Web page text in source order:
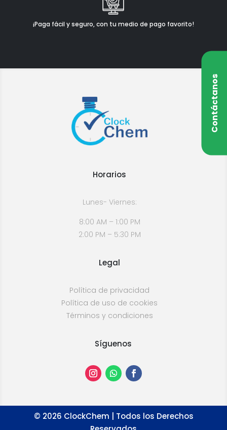
¡Paga fácil y seguro, con tu medio de pago favorito!
Contáctanos
Horarios
Lunes- Viernes:
8:00 AM – 1:00 PM
2:00 PM – 5:30 PM
Legal
Política de privacidad
Política de uso de cookies
Términos y condiciones
Síguenos
© 2026 ClockChem | Todos los Derechos